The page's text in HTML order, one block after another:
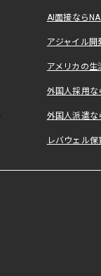
AI面接なら
アジャイル
アメリカの
外国人採用
外国人派遣な
レバウェル